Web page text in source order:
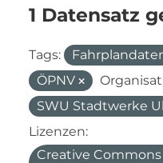
1 Datensatz
Tags:
ÖPNV
SWU Stadtwerke
Lizenzen:
Creative Commons